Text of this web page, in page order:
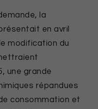
la
en avril
modification du
une grande
répandues
consommation et